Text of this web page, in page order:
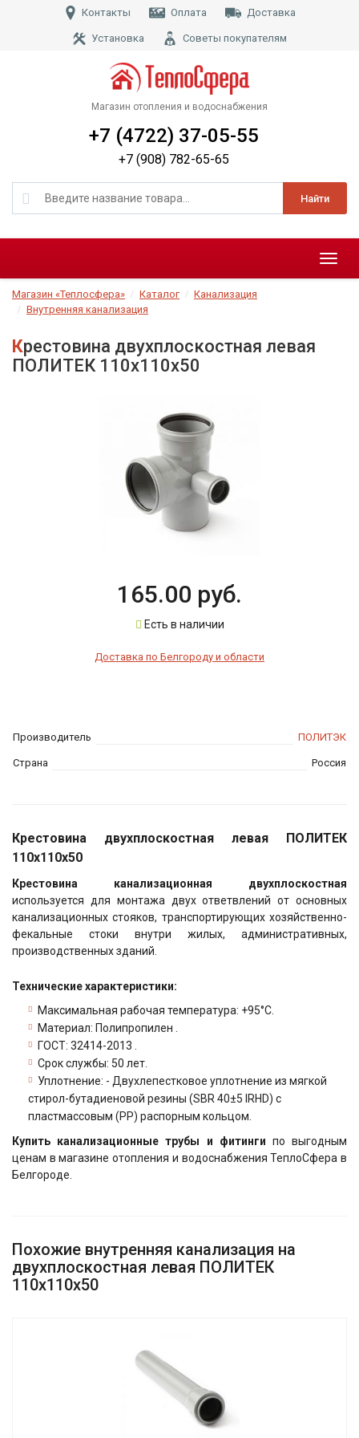
Контакты Оплата Доставка
Установка Советы покупателям
Магазин отопления и водоснабжения
Найти
+7 (4722) 37-05-55
+7 (908) 782-65-65
Меню
Магазин «Теплосфера» Каталог
Канализация
Внутренняя канализация
Крестовина двухплоскостная левая
ПОЛИТЕК 110х110х50
Производитель ПОЛИТЭК
Страна Россия
165.00 руб.
Есть в наличии
Доставка по Белгороду и области
Крестовина двухплоскостная левая ПОЛИТЕК
110х110х50
Крестовина канализационная двухплоскостная
используется для монтажа двух ответвлений от основных
канализационных стояков, транспортирующих хозяйственно-
фекальные стоки внутри жилых, административных,
производственных зданий.
Технические характеристики:
Максимальная рабочая температура: +95°С.
Материал: Полипропилен .
ГОСТ: 32414-2013 .
Срок службы: 50 лет.
Уплотнение: - Двухлепестковое уплотнение из мягкой
стирол-бутадиеновой резины (SBR 40±5 IRHD) с
пластмассовым (РР) распорным кольцом.
Купить канализационные трубы и фитинги по выгодным
ценам в магазине отопления и водоснабжения ТеплоСфера в
Белгороде.
Похожие внутренняя канализация на
двухплоскостная левая ПОЛИТЕК
110х110х50